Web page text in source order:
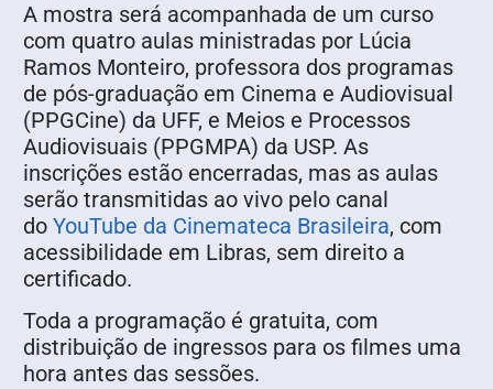
A mostra será acompanhada de um curso
com quatro aulas ministradas por Lúcia
Ramos Monteiro, professora dos programas
de pós-graduação em Cinema e Audiovisual
(PPGCine) da UFF, e Meios e Processos
Audiovisuais (PPGMPA) da USP. As
inscrições estão encerradas, mas as aulas
serão transmitidas ao vivo pelo canal
do YouTube da Cinemateca Brasileira, com
acessibilidade em Libras, sem direito a
certificado.
Toda a programação é gratuita, com
distribuição de ingressos para os filmes uma
hora antes das sessões.